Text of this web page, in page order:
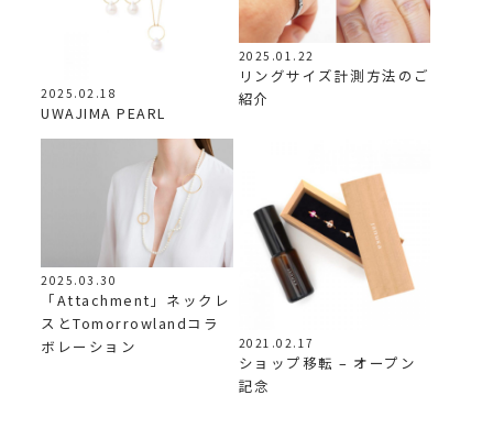
2025.02.18
UWAJIMA PEARL
2025.01.22
リングサイズ計測方法のご
紹介
2025.03.30
「Attachment」ネックレ
スとTomorrowlandコラ
ボレーション
2021.02.17
ショップ移転 – オープン
記念